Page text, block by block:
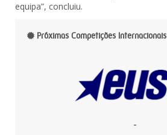
equipa”, concluiu.
Próximas Competições Internacionais
-